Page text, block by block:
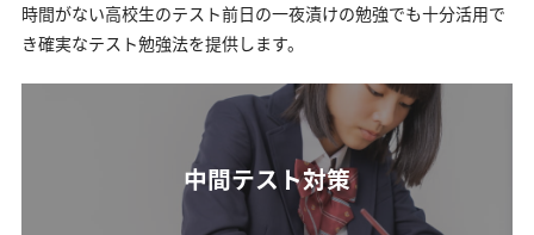
時間がない高校生のテスト前日の一夜漬けの勉強でも十分活用で
き確実なテスト勉強法を提供します。
中間テスト対策